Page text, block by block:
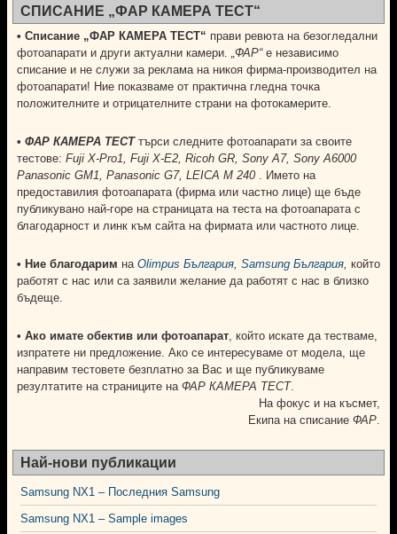
СПИСАНИЕ „ФАР КАМЕРА ТЕСТ“
• Списание „ФАР КАМЕРА ТЕСТ“ прави ревюта на безогледални
фотоапарати и други актуални камери. „ФАР“е независимо
списание и не служи за реклама на никоя фирма-производител на
фотоапарати! Ние показваме от практична гледна точка
положителните и отрицателните страни на фотокамерите.
• ФАР КАМЕРА ТЕСТ търси следните фотоапарати за своите
тестове: Fuji X-Pro1, Fuji X-E2, Ricoh GR, Sony A7, Sony A6000
Panasonic GM1, Panasonic G7, LEICA M 240 . Името на
предоставилия фотоапарата (фирма или частно лице) ще бъде
публикувано най-горе на страницата на теста на фотоапарата с
благодарност и линк към сайта на фирмата или частното лице.
• Ние благодарим на Olimpus България, Samsung България, който
работят с нас или са заявили желание да работят с нас в близко
бъдеще.
• Ако имате обектив или фотоапарат, който искате да тестваме,
изпратете ни предложение. Ако се интересуваме от модела, ще
направим тестовете безплатно за Вас и ще публикуваме
резултатите на страниците на ФАР КАМЕРА ТЕСТ.
На фокус и на късмет,
Екипа на списание ФАР.
Най-нови публикации
Samsung NX1 – Последния Samsung
Samsung NX1 – Sample images